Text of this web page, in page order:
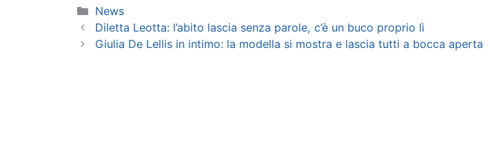
Categorie
News
Diletta Leotta: l’abito lascia senza parole, c’è un buco proprio lì
Giulia De Lellis in intimo: la modella si mostra e lascia tutti a bocca aperta